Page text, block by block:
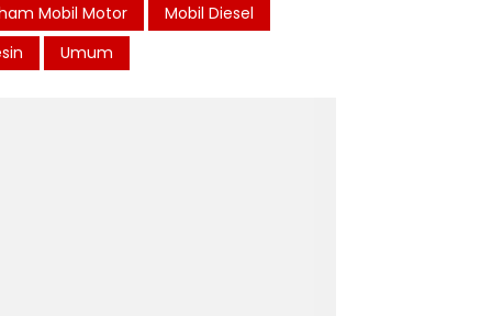
Mobil Motor
Mobil Diesel
Umum